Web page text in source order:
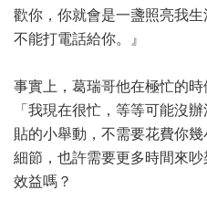
歡你，你就會是一盞照亮我
不能打電話給你。』
事實上，葛瑞哥他在極忙的時
「我現在很忙，等等可能沒
貼的小舉動，不需要花費你
細節，也許需要更多時間來
效益嗎？